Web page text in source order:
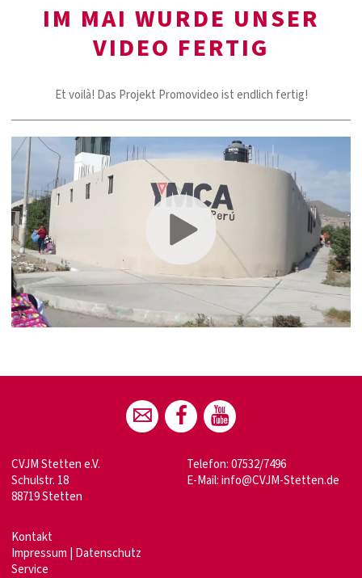
IM MAI WURDE UNSER
VIDEO FERTIG
Et voilà! Das Projekt Promovideo ist endlich fertig!
CVJM Stetten e.V.
Schulstr. 18
88719 Stetten
Telefon: 07532/7496
E-Mail:info@CVJM-Stetten.de
Kontakt
Impressum | Datenschutz
Service